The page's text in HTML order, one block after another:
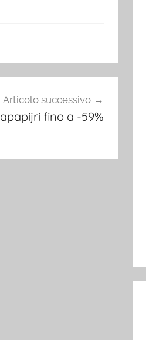
Articolo successivo
fino a -59%